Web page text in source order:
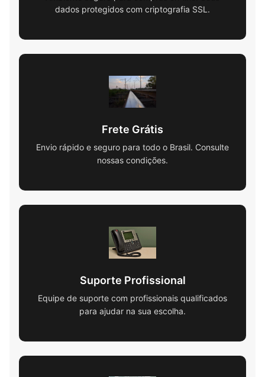
dados protegidos com criptografia SSL.
Frete Grátis
Envio rápido e seguro para todo o Brasil. Consulte
nossas condições.
Suporte Profissional
Equipe de suporte com profissionais qualificados
para ajudar na sua escolha.